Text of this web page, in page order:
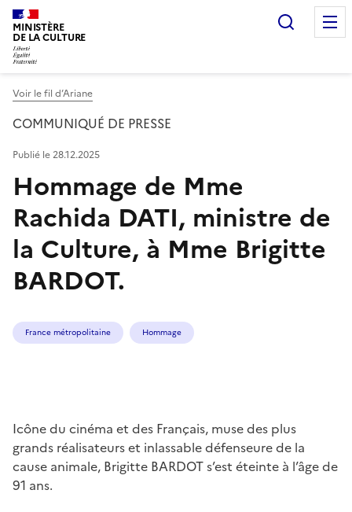
MINISTÈRE
DE LA CULTURE
Voir le fil d’Ariane
COMMUNIQUÉ DE PRESSE
Hommage de Mme
Rachida DATI, ministre de
la Culture, à Mme Brigitte
BARDOT.
Publié le 28.12.2025
France métropolitaine Hommage
Icône du cinéma et des Français, muse des plus
grands réalisateurs et inlassable défenseure de la
cause animale, Brigitte BARDOT s’est éteinte à l’âge de
91 ans.